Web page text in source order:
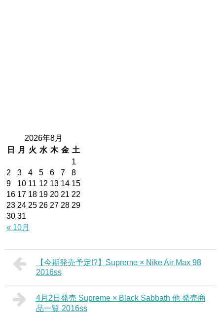
2026年8月
日
月 火 水 木 金 土
« 10月
1
2
3 4 5 6 7
8
9
10 11 12 13 14 15
16 17 18 19 20 21 22
23 24 25 26 27 28 29
30 31
【今期発売予定!?】Supreme × Nike Air Max 98
2016ss
4月2日発売 Supreme × Black Sabbath 他 発売商
品一覧 2016ss